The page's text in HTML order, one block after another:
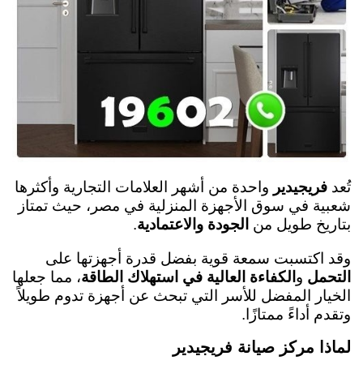
تُعد فريجيدير واحدة من أشهر العلامات التجارية وأكثرها
شعبية في سوق الأجهزة المنزلية في مصر، حيث تمتاز
بتاريخ طويل من الجودة والاعتمادية.
وقد اكتسبت سمعة قوية بفضل قدرة أجهزتها على
التحمل و الكفاءة العالية في استهلاك الطاقة، مما جعلها
الخيار المفضل للأسر التي تبحث عن أجهزة تدوم طويلاً
وتقدم أداءً ممتازًا.
لماذا مركز صيانة فريجيدير